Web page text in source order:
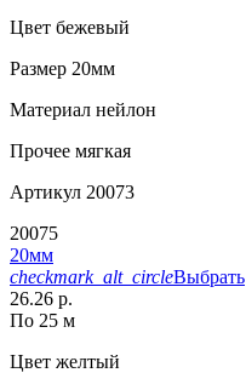
Цвет бежевый
Размер 20мм
Материал нейлон
Прочее мягкая
Артикул 20073
20075
20мм
checkmark_alt_circleВыбрать
26.26 р.
По 25 м
Цвет желтый